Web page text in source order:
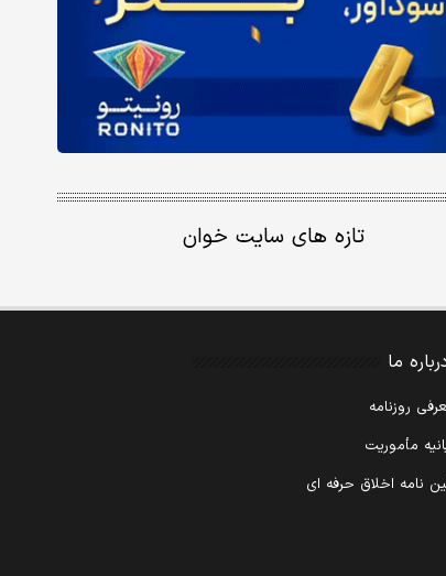
تازه های سایت خوان
ما
روزنامه
مأموریت
نامه اخلاق حرفه ای